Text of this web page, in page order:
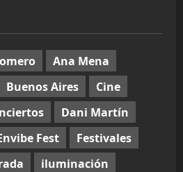
Ana Mena
Buenos Aires
Cine
Dani Martín
Fest
Festivales
iluminación